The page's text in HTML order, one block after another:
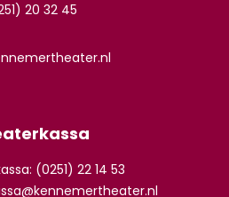
20 32 45
(0251) 22 14 53